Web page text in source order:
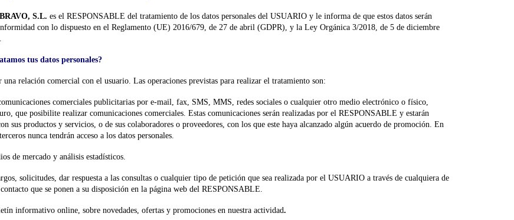
S.L. es el RESPONSABLE del tratamiento de los datos personales del USUARIO y le informa de que estos datos serán
con lo dispuesto en el Reglamento (UE) 2016/679, de 27 de abril (GDPR), y la Ley Orgánica 3/2018, de 5 de diciembre
tus datos personales?
una relación comercial con el usuario. Las operaciones previstas para realizar el tratamiento son:
comerciales publicitarias por e-mail, fax, SMS, MMS, redes sociales o cualquier otro medio electrónico o físico,
que posibilite realizar comunicaciones comerciales. Estas comunicaciones serán realizadas por el RESPONSABLE y estarán
sus productos y servicios, o de sus colaboradores o proveedores, con los que este haya alcanzado algún acuerdo de promoción. En
nunca tendrán acceso a los datos personales.
de mercado y análisis estadísticos.
solicitudes, dar respuesta a las consultas o cualquier tipo de petición que sea realizada por el USUARIO a través de cualquiera de
que se ponen a su disposición en la página web del RESPONSABLE.
informativo online, sobre novedades, ofertas y promociones en nuestra actividad.